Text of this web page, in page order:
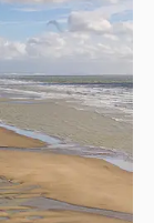
et
aiment
de Yukadi